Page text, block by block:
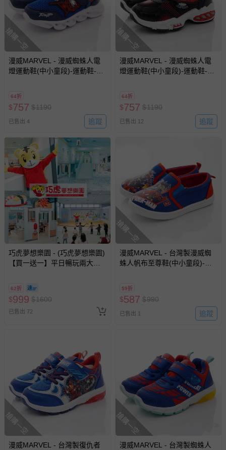
搶購一空
漫威MARVEL - 漫威蜘蛛人電
燈運動鞋(中小童段)-運動鞋-藍
64折
$757 $1190
已售出 4 追蹤
搶購一空
漫威MARVEL - 漫威蜘蛛人電
燈運動鞋(中小童段)-運動鞋-紅
64折
$757 $1190
已售出 12 追蹤
巧虎夢想樂園 - (巧虎夢想樂園)
【買一送一】平日暢玩兩大一
2026/10/16 正券逾期視同現金
券使用
62折
$999 $1600
已售出 72
搶購一空
漫威MARVEL - 台灣製漫威蜘
蛛人帆布至尊鞋(中小童段)-運
59折
$587 $990
已售出 1 追蹤
搶購一空
漫威MARVEL - 台灣製復仇者
搶購一空
漫威MARVEL - 台灣製蜘蛛人